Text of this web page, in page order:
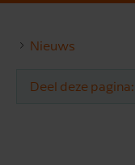
Nieuws
Deel deze pagina